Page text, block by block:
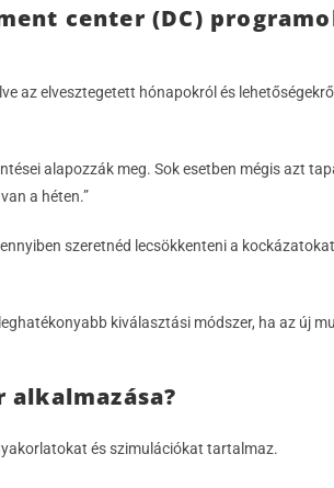
center (DC)
az elvesztegetett hónapokról és
alapozzák meg. Sok esetben mégis azt
a héten.”
szeretnéd lecsökkenteni a
kiválasztási módszer, ha az új
és szimulációkat tartalmaz.